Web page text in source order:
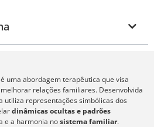
é uma abordagem terapêutica que visa
relações familiares. Desenvolvida
utiliza representações simbólicas dos
dinâmicas ocultas e padrões
e a harmonia nosistema familiar.